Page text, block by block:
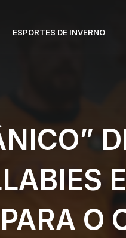
ESPORTES DE INVERNO
O